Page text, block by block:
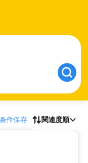
条件保存 関連度順